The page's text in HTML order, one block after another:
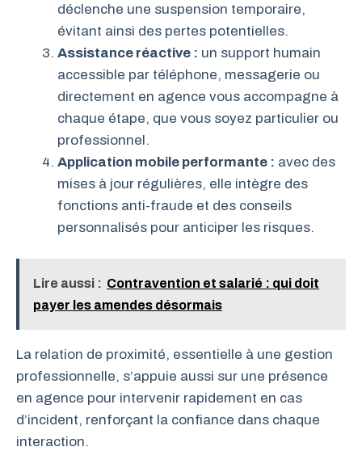
déclenche une suspension temporaire,
évitant ainsi des pertes potentielles.
Assistance réactive : un support humain
accessible par téléphone, messagerie ou
directement en agence vous accompagne à
chaque étape, que vous soyez particulier ou
professionnel.
Application mobile performante : avec des
mises à jour régulières, elle intègre des
fonctions anti-fraude et des conseils
personnalisés pour anticiper les risques.
Lire aussi : Contravention et salarié : qui doit
payer les amendes désormais
La relation de proximité, essentielle à une gestion
professionnelle, s’appuie aussi sur une présence
en agence pour intervenir rapidement en cas
d’incident, renforçant la confiance dans chaque
interaction.